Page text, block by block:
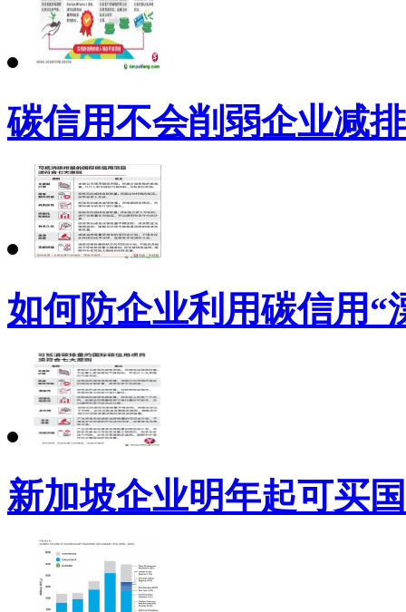
碳信用不会削弱企业减
如何防企业利用碳信用“
新加坡企业明年起可买